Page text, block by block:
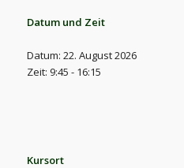
Datum und Zeit
Datum: 22. August 2026
Zeit: 9:45 - 16:15
Kursort